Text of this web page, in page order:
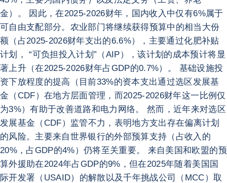
金）。 因此，在2025-2026财年，国内收入中仅有6%属于
可自由支配部分。农业部门将继续获得预算中的相当大份
额（占2025-2026财年支出的6.6%），主要通过化肥补贴
计划， “可负担投入计划”（AIP），该计划的成本预计将显
著上升（在2025-2026财年占GDP的0.7%）。 基础设施投
资下放程度的提高（目前33%的资本支出通过选区发展基
金（CDF）在地方层面管理，而2025-2026财年这一比例仅
为3%）有助于改善道路和电力网络。 然而，近年来对选区
发展基金（CDF）监管不力，表明地方支出存在偏离计划
的风险。主要来自世界银行的外部预算支持（占收入的
20%，占GDP的4%）仍将至关重要。 来自美国和欧盟的预
算外援助在2024年占GDP的9%，但在2025年随着美国国
际开发署（USAID）的解散以及千年挑战公司（MCC）取